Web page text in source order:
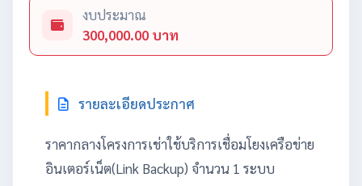
งบประมาณ
300,000.00 บาท
รายละเอียดประกาศ
ราคากลางโครงการเช่าใช้บริการเชื่อมโยงเครือข่าย
อินเตอร์เน็ต(Link Backup) จำนวน 1 ระบบ